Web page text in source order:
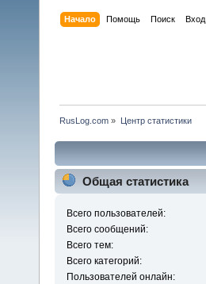
Начало Помощь Поиск Вход
RusLog.com » Центр статистики
Общая статистика
Всего пользователей:
Всего сообщений:
Всего тем:
Всего категорий:
Пользователей онлайн: